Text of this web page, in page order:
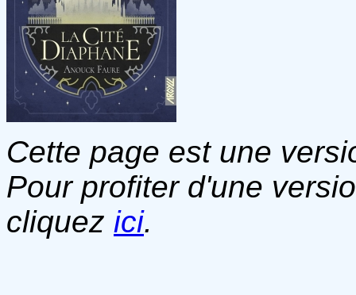
Cette page est une
Pour profiter d'une
cliquez ici.